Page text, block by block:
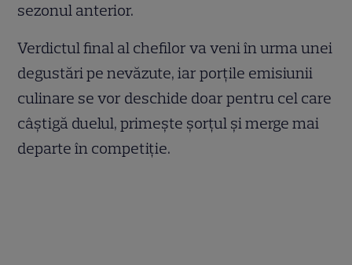
sezonul anterior.
Verdictul final al chefilor va veni în urma unei
degustări pe nevăzute, iar porțile emisiunii
culinare se vor deschide doar pentru cel care
câștigă duelul, primește șorțul și merge mai
departe în competiție.